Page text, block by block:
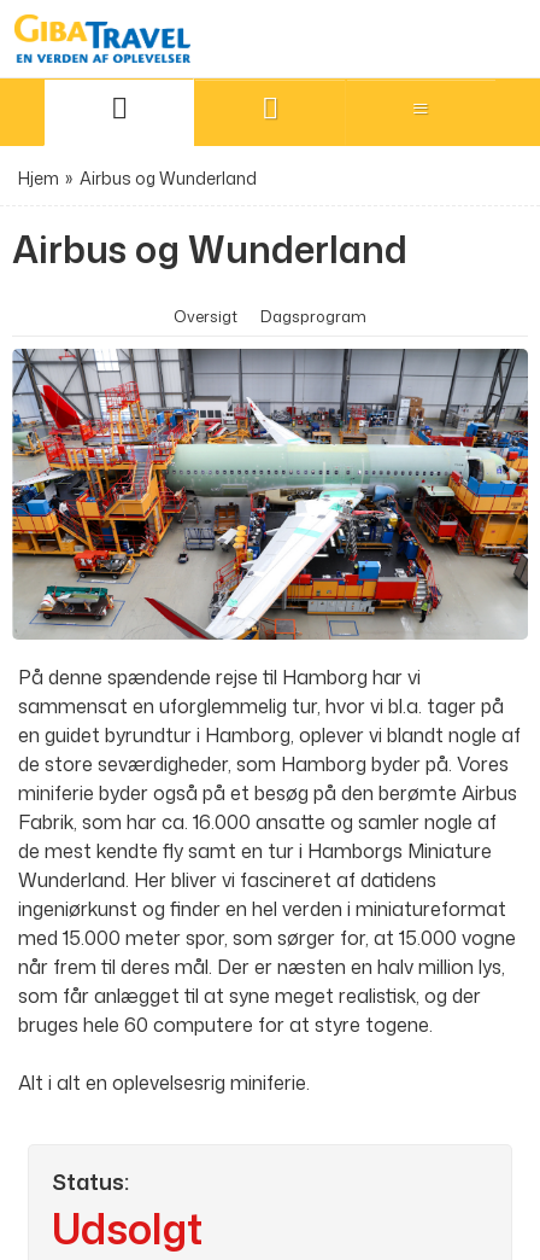
Hjem » Airbus og Wunderland
Airbus og Wunderland
Oversigt Dagsprogram
På denne spændende rejse til Hamborg har vi
sammensat en uforglemmelig tur, hvor vi bl.a. tager på
en guidet byrundtur i Hamborg, oplever vi blandt nogle af
de store seværdigheder, som Hamborg byder på. Vores
miniferie byder også på et besøg på den berømte Airbus
Fabrik, som har ca. 16.000 ansatte og samler nogle af
de mest kendte fly samt en tur i Hamborgs Miniature
Wunderland. Her bliver vi fascineret af datidens
ingeniørkunst og finder en hel verden i miniatureformat
med 15.000 meter spor, som sørger for, at 15.000 vogne
når frem til deres mål. Der er næsten en halv million lys,
som får anlægget til at syne meget realistisk, og der
bruges hele 60 computere for at styre togene.
Alt i alt en oplevelsesrig miniferie.
Status:
Udsolgt